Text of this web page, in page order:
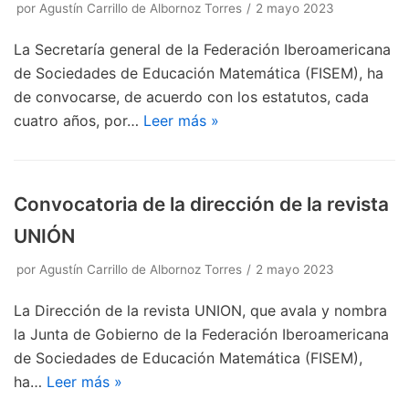
por Agustín Carrillo de Albornoz Torres 2 mayo 2023
La Secretaría general de la Federación Iberoamericana
de Sociedades de Educación Matemática (FISEM), ha
de convocarse, de acuerdo con los estatutos, cada
cuatro años, por… Leer más »
Convocatoria de la dirección de la revista
UNIÓN
por Agustín Carrillo de Albornoz Torres 2 mayo 2023
La Dirección de la revista UNION, que avala y nombra
la Junta de Gobierno de la Federación Iberoamericana
de Sociedades de Educación Matemática (FISEM),
ha… Leer más »